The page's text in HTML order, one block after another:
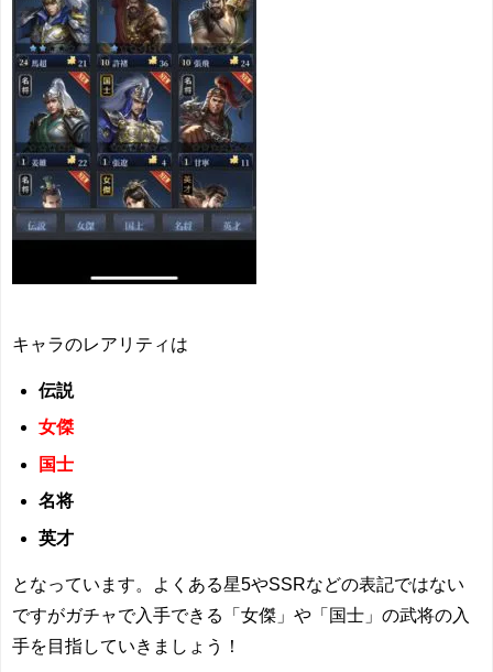
キャラのレアリティは
伝説
女傑
国士
名将
英才
となっています。よくある星5やSSRなどの表記ではない
ですがガチャで入手できる「女傑」や「国士」の武将の入
手を目指していきましょう！